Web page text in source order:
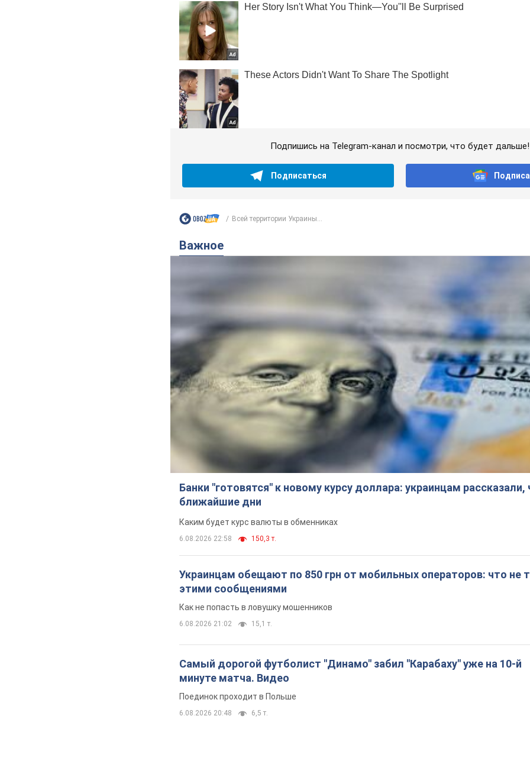
Подпишись на Telegram-канал и посмотри, что будет дальше!
Подписаться
Всей территории Украины...
Важное
Банки "готовятся" к новому курсу доллара: украинцам
ближайшие дни
Каким будет курс валюты в обменниках
6.08.2026 22:58 150,3 т.
Украинцам обещают по 850 грн от мобильных операторов: что не
этими сообщениями
Как не попасть в ловушку мошенников
6.08.2026 21:02 15,1 т.
Самый дорогой футболист "Динамо" забил "Карабаху" уже на 10-й
минуте матча. Видео
Поединок проходит в Польше
6.08.2026 20:48 6,5 т.